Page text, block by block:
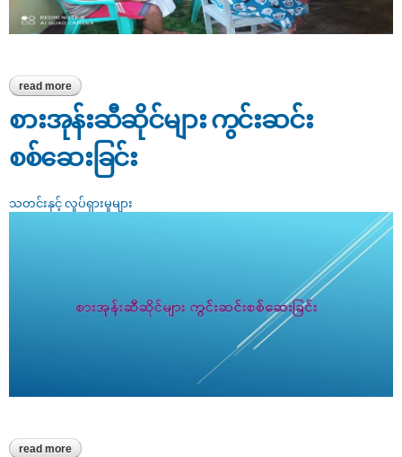
read more about ဇလွန်မြို့နယ် ကုန်စုံဆိုင်လုပ်ငန်းရှင်များအား စားသုံးသူ
ကာကွယ်ရေး အသိပညာပေးဟောပြောခြင်း
စားအုန်းဆီဆိုင်များ ကွင်းဆင်း
စစ်ဆေးခြင်း
သတင်းနှင့် လှုပ်ရှားမှုများ
read more about စားအုန်းဆီဆိုင်များ ကွင်းဆင်းစစ်ဆေးခြင်း